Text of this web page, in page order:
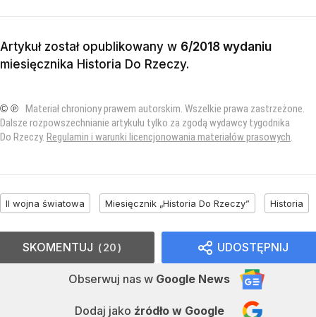
Artykuł został opublikowany w 6/2018 wydaniu
miesięcznika Historia Do Rzeczy.
© ℗ Materiał chroniony prawem autorskim. Wszelkie prawa zastrzeżone.
Dalsze rozpowszechnianie artykułu tylko za zgodą wydawcy tygodnika
Do Rzeczy. Regulamin i warunki licencjonowania materiałów prasowych.
II wojna światowa Miesięcznik „Historia Do Rzeczy” Historia
UDOSTĘPNIJ
Obserwuj nas w Google News
Dodaj jako źródło w Google
SKOMENTUJ 20